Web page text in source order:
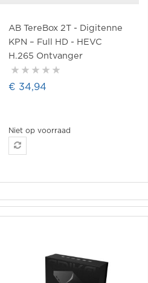
AB TereBox 2T - Digitenne
KPN – Full HD - HEVC
H.265 Ontvanger
€ 34,94
Niet op voorraad